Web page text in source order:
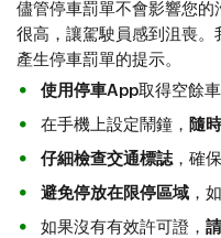
儘管停車罰單不會影響您
很高，讓駕駛員感到沮喪
產生停車罰單的提示。
使用停車App取得空餘
在手機上設定鬧鐘， 隨
仔細檢查交通標誌，確
避免停放在限停區域 ，
如果沒有有效許可證，